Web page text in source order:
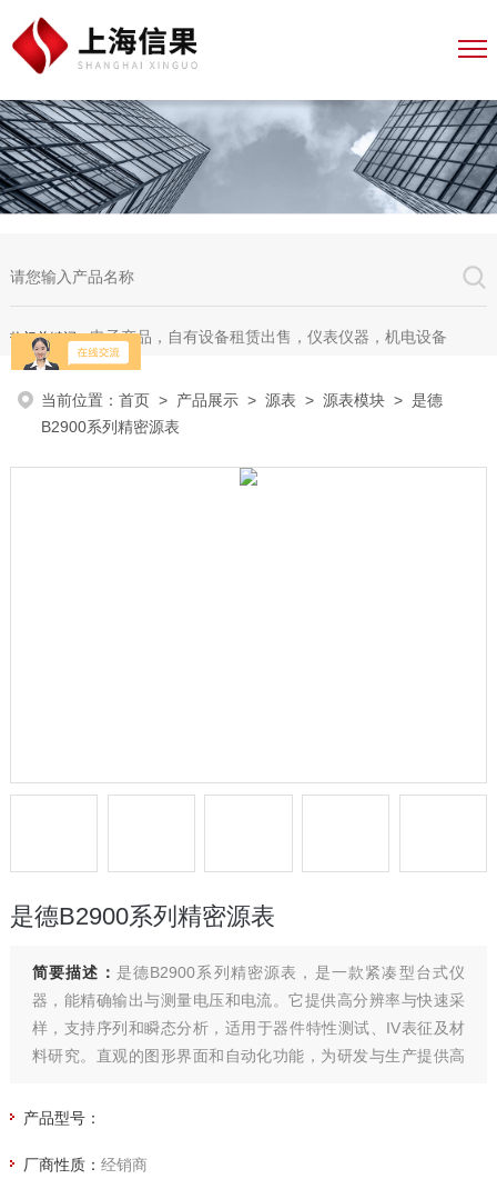
热门关键词：电子产品，自有设备租赁出售，仪表仪器，机电设备
当前位置：首页 > 产品展示 >源表 >源表模块 > 是德
B2900系列精密源表
是德B2900系列精密源表
简要描述： 是德B2900系列精密源表，是一款紧凑型台式仪
器，能精确输出与测量电压和电流。它提供高分辨率与快速采
样，支持序列和瞬态分析，适用于器件特性测试、IV表征及材
料研究。直观的图形界面和自动化功能，为研发与生产提供高
产品型号：
厂商性质： 经销商